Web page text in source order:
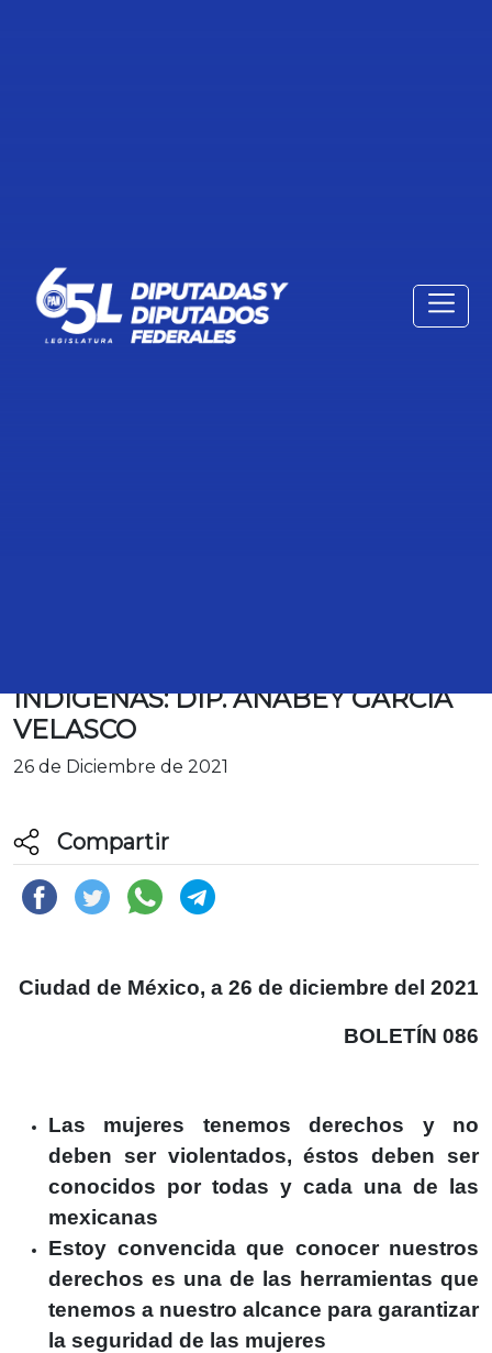
INDÍGENAS: DIP. ANABEY GARCÍA
VELASCO
26 de Diciembre de 2021
Compartir
Ciudad de México, a 26 de diciembre del 2021
BOLETÍN 086
Las mujeres tenemos derechos y no
deben ser violentados, éstos deben ser
conocidos por todas y cada una de las
mexicanas
Estoy convencida que conocer nuestros
derechos es una de las herramientas que
tenemos a nuestro alcance para garantizar
la seguridad de las mujeres